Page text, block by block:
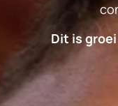
Dit is